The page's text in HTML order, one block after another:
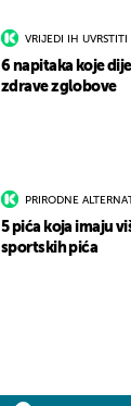
VRIJEDI IH UVRSTITI
6 napitaka koje
zdrave zglobove
PRIRODNE
5 pića koja imaju
sportskih pića